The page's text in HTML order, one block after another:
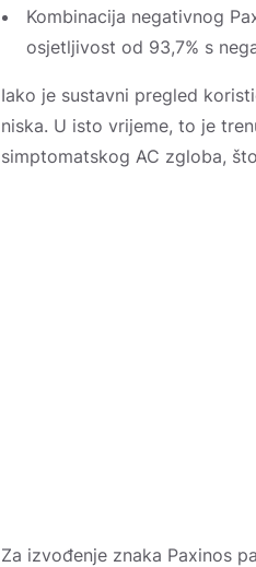
Kombinacija negativnog
osjetljivost od 93,7% s
Iako je sustavni pregled
niska. U isto vrijeme, to je
simptomatskog AC zgloba,
Za izvođenje znaka Paxinos